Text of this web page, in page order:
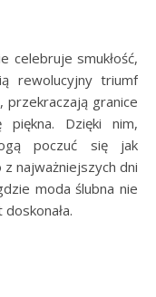
rewolucyjny triumf
przekraczają granice
piękna. Dzięki nim,
poczuć się jak
najważniejszych dni
moda ślubna nie